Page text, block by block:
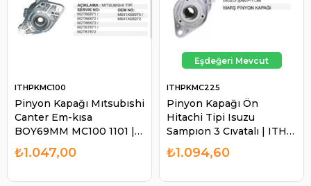
Pinyon Kapağı Mıtsubıshi
Canter Em-kısa
BOY69MM MC100 1101 |
ITH PKMC100
ITHPKMC100
₺1.047,00
Pinyon Kapağı Ön
Hitachi Tipi Isuzu
Sampıon 3 Cıvatalı | ITH
PKMC225
ITHPKMC225
₺1.094,60